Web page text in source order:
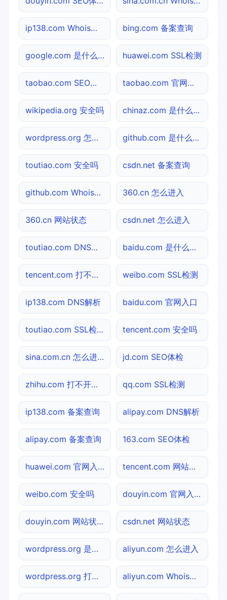
ip138.com Whois查询 bing.com 备案查询
google.com 是什么网站 huawei.com SSL检测
taobao.com SEO体检 taobao.com 官网入口
wikipedia.org 安全吗 chinaz.com 是什么网站
wordpress.org 怎么进入 github.com 是什么网站
toutiao.com 安全吗 csdn.net 备案查询
github.com Whois查询 360.cn 怎么进入
360.cn 网站状态 csdn.net 怎么进入
toutiao.com DNS解析 baidu.com 是什么网站
tencent.com 打不开检测 weibo.com SSL检测
ip138.com DNS解析 baidu.com 官网入口
toutiao.com SSL检测 tencent.com 安全吗
sina.com.cn 怎么进入 jd.com SEO体检
zhihu.com 打不开检测 qq.com SSL检测
ip138.com 备案查询 alipay.com DNS解析
alipay.com 备案查询 163.com SEO体检
huawei.com 官网入口 tencent.com 网站状态
weibo.com 安全吗 douyin.com 官网入口
douyin.com 网站状态 csdn.net 网站状态
wordpress.org 是什么网站 aliyun.com 怎么进入
wordpress.org 打不开检测 aliyun.com Whois查询